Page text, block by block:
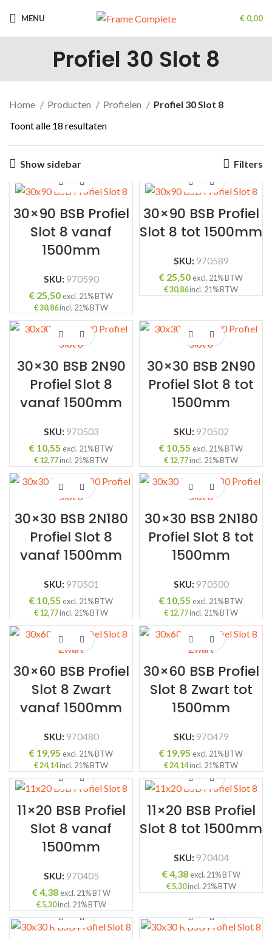
MENU € 0,00
Profiel 30 Slot 8
Home Producten Profielen
Profiel 30 Slot 8
Toont alle 18 resultatenGesorteerd
Show sidebar Filters
30×90 BSB Profiel
Slot 8 vanaf
1500mm
SKU: 970590
€ 25,50 excl. 21% BTW
€30,86incl. 21% BTW
30×90 BSB Profiel
Slot 8 tot 1500mm
SKU: 970589
€ 25,50 excl. 21% BTW
€30,86incl. 21% BTW
30×30 BSB 2N90
Profiel Slot 8
vanaf 1500mm
SKU: 970503
€ 10,55 excl. 21% BTW
€12,77incl. 21% BTW
30×30 BSB 2N90
Profiel Slot 8 tot
1500mm
SKU: 970502
€ 10,55 excl. 21% BTW
€12,77incl. 21% BTW
30×30 BSB 2N180
Profiel Slot 8
vanaf 1500mm
SKU: 970501
€ 10,55 excl. 21% BTW
€12,77incl. 21% BTW
30×30 BSB 2N180
Profiel Slot 8 tot
1500mm
SKU: 970500
€ 10,55 excl. 21% BTW
€12,77incl. 21% BTW
30×60 BSB Profiel
Slot 8 Zwart
vanaf 1500mm
SKU: 970480
€ 19,95 excl. 21% BTW
€24,14incl. 21% BTW
30×60 BSB Profiel
Slot 8 Zwart tot
1500mm
SKU: 970479
€ 19,95 excl. 21% BTW
€24,14incl. 21% BTW
11×20 BSB Profiel
Slot 8 vanaf
1500mm
SKU: 970405
€4,38 excl. 21% BTW
€5,30incl. 21% BTW
11×20 BSB Profiel
Slot 8 tot 1500mm
SKU: 970404
€4,38 excl. 21% BTW
€5,30incl. 21% BTW